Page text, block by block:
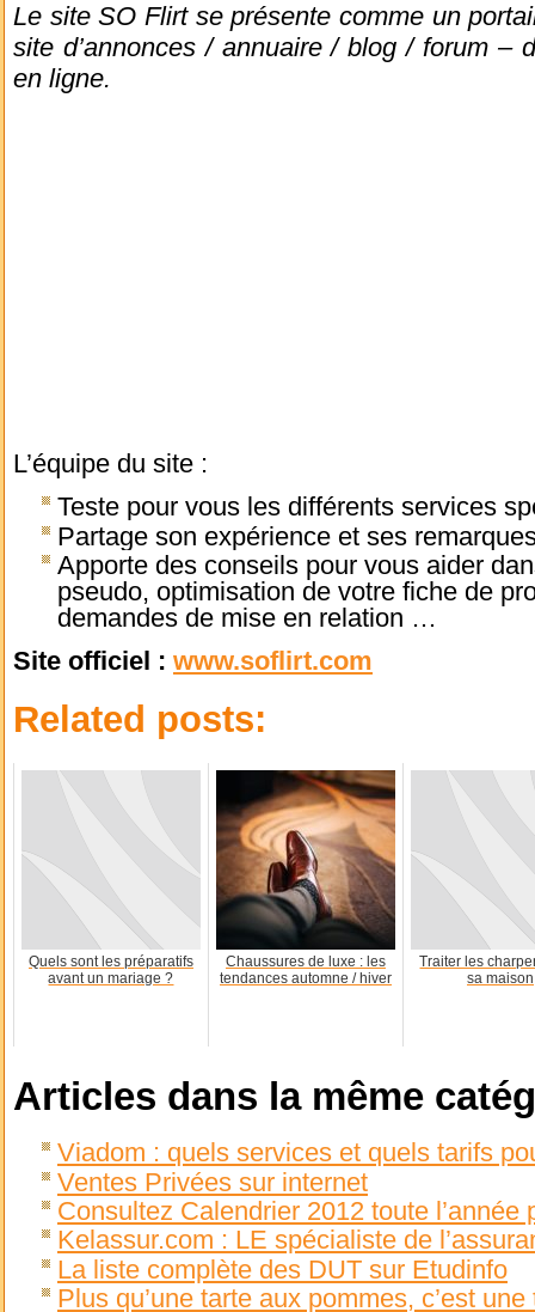
Le site SO Flirt se présente comme un
site d’annonces / annuaire / blog / forum –
en ligne.
L’équipe du site :
Teste pour vous les différents services
Partage son expérience et ses
Apporte des conseils pour vous aider
pseudo, optimisation de votre fiche de
demandes de mise en relation …
Site officiel : www.soflirt.com
Related posts:
Quels sont les préparatifs
avant un mariage ?
Chaussures de luxe : les
tendances automne / hiver
Traiter les
sa maison
Articles dans la même
Viadom : quels services et quels tarifs
Ventes Privées sur internet
Consultez Calendrier 2012 toute l’année
Kelassur.com : LE spécialiste de
La liste complète des DUT sur Etudinfo
Plus qu’une tarte aux pommes, c’est